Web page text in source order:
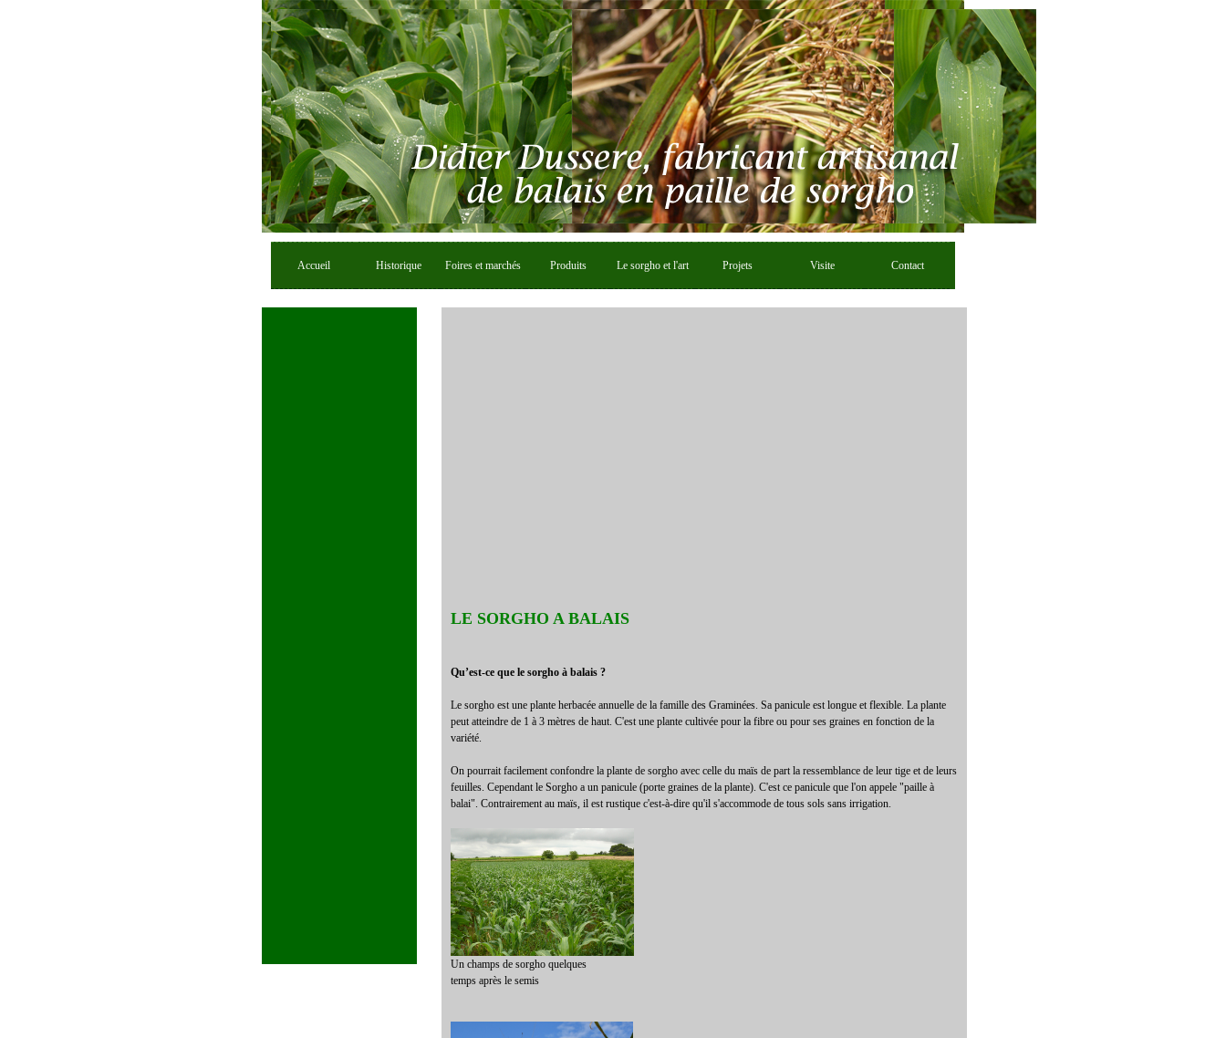
Accueil Historique Foires et marchés Produits Le sorgho et l'art Projets Visite Contact
LE SORGHO A BALAIS
Qu’est-ce que le sorgho à balais ?
Le sorgho est une plante herbacée annuelle de la famille des Graminées. Sa panicule est longue et flexible. La plante
peut atteindre de 1 à 3 mètres de haut. C'est une plante cultivée pour la fibre ou pour ses graines en fonction de la
variété.
On pourrait facilement confondre la plante de sorgho avec celle du maïs de part la ressemblance de leur tige et de leurs
feuilles. Cependant le Sorgho a un panicule (porte graines de la plante). C'est ce panicule que l'on appele "paille à
balai". Contrairement au maïs, il est rustique c'est-à-dire qu'il s'accommode de tous sols sans irrigation.
Un champs de sorgho quelques
temps après le semis